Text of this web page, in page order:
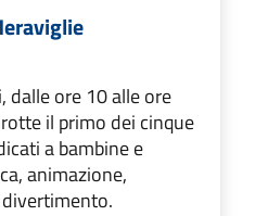
dalle ore 10 alle ore
il primo dei cinque
a bambine e
animazione,